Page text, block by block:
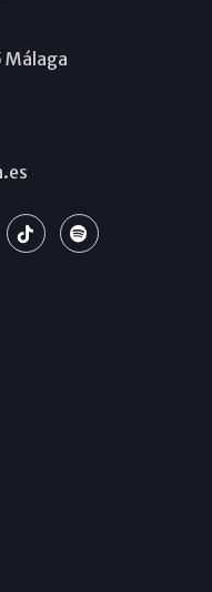
Málaga